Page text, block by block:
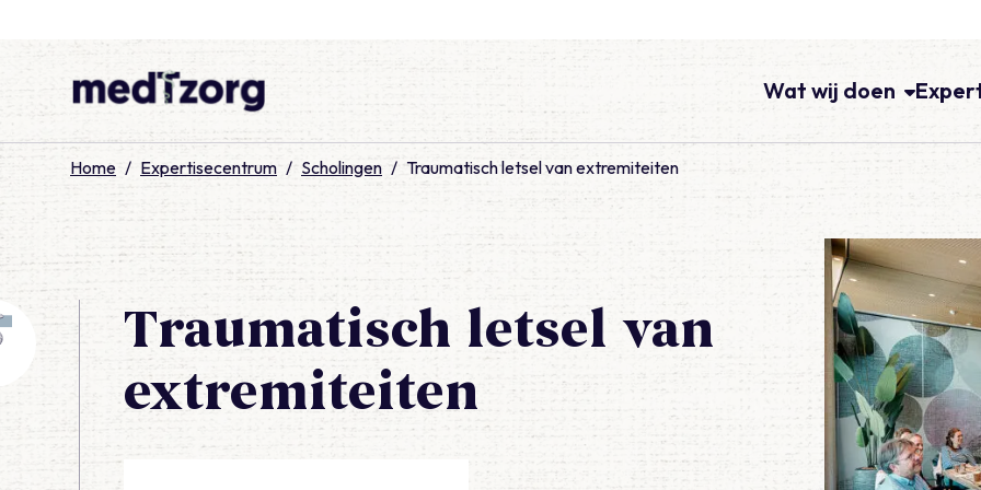
Wat wij doen
Home / Expertisecentrum / Scholingen / Traumatisch letsel van extremiteiten
Traumatisch letsel van
extremiteiten